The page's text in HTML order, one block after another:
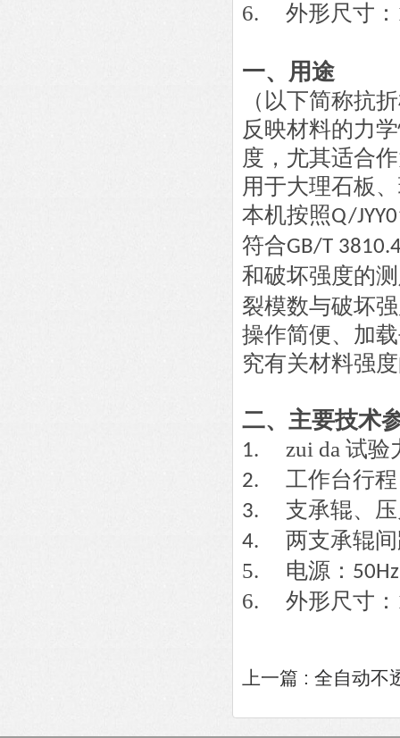
6. 外形尺寸：
一、 用途
（以下简称抗
反映材料的力
度，尤其适合
用于大理石板
本机按照Q/
符合GB/T
和破坏强度的
裂模数与破坏
操作简便、加
究有关材料强
二、主要技术
1. zui da 试验
2. 工作台行
3. 支承辊、
4. 两支承辊
5. 电源：
6. 外形尺寸：
上一篇 : 全自动不